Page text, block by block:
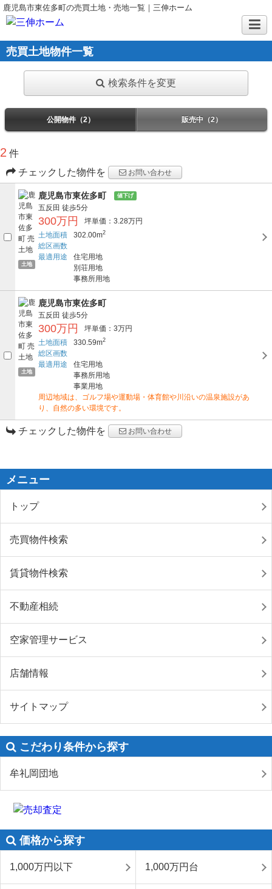
鹿児島市東佐多町の売買土地・売地一覧｜三伸ホーム
売買土地物件一覧
検索条件を変更
公開物件（2） 販売中（2）
2 件
チェックした物件を
お問い合わせ
土地
鹿児島市東佐多町 値下げ
五反田 徒歩5分
300万円
坪単価：3.28万円
土地面積
302.00m2
総区画数
最適用途
住宅用地
別荘用地
事務所用地
土地
鹿児島市東佐多町
五反田 徒歩5分
300万円
坪単価：3万円
土地面積
330.59m2
総区画数
最適用途
住宅用地
事務所用地
事業用地
周辺地域は、ゴルフ場や運動場・体育館や川沿いの温泉施設があ
り、自然の多い環境です。
チェックした物件を お問い合わせ
メニュー
トップ
売買物件検索
賃貸物件検索
不動産相続
空家管理サービス
店舗情報
サイトマップ
こだわり条件から探す
牟礼岡団地
価格から探す
1,000万円以下 1,000万円台